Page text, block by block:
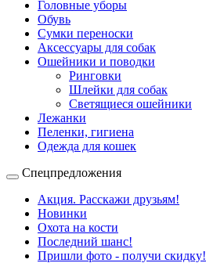
Головные уборы
Обувь
Сумки переноски
Аксессуары для собак
Ошейники и поводки
Ринговки
Шлейки для собак
Светящиеся ошейники
Лежанки
Пеленки, гигиена
Одежда для кошек
Спецпредложения
Акция. Расскажи друзьям!
Новинки
Охота на кости
Последний шанс!
Пришли фото - получи скидку!